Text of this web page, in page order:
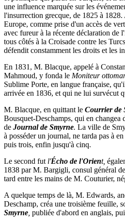
une influence marquée sur les
l'insurrection grecque, de 1825 à 1828.
Europe, comme prise d'un accès de
avec fureur à la récente déclaration de
tous côtés à la Croisade contre les
défendit constamment les droits et les
En 1831, M. Blacque, appelé à
Mahmoud, y fonda le Moniteur
Sublime Porte, en langue française,
arrivée en 1836, et qui ne lui survécut
M. Blacque, en quittant le Courrier de
Bousquet-Deschamps, qui en changea
de Journal de Smyrne. La ville de
à posséder un journal, ne tarda pas à
puis trois, enfin jusqu'à cinq.
Le second fut l'Écho de l'Orient,
1838 par M. Bargigli, consul général
tard entre les mains de M. Couturier,
A quelque temps de là, M. Edwards,
Deschamp, créa une troisième feuille,
Smyrne publiée d'abord en anglais,